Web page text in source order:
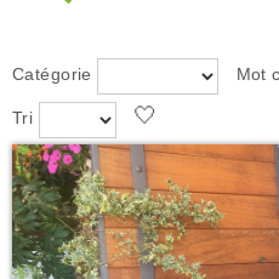
Catégorie Mot
Tri
🤍
🤍